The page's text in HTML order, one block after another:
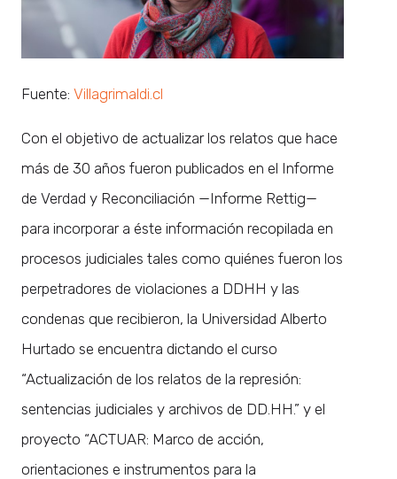
Fuente: Villagrimaldi.cl
Con el objetivo de actualizar los relatos que hace
más de 30 años fueron publicados en el Informe
de Verdad y Reconciliación —Informe Rettig—
para incorporar a éste información recopilada en
procesos judiciales tales como quiénes fueron los
perpetradores de violaciones a DDHH y las
condenas que recibieron, la Universidad Alberto
Hurtado se encuentra dictando el curso
“Actualización de los relatos de la represión:
sentencias judiciales y archivos de DD.HH.” y el
proyecto “ACTUAR: Marco de acción,
orientaciones e instrumentos para la